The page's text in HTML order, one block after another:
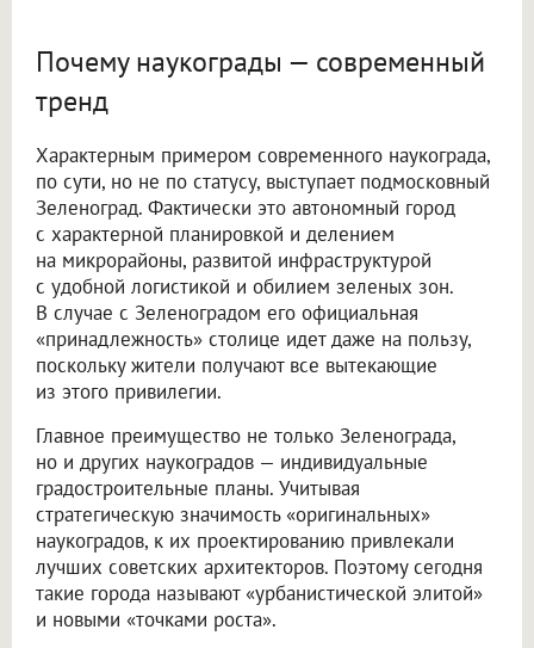
Почему наукограды — современный
тренд
Характерным примером современного наукограда,
по сути, но не по статусу, выступает подмосковный
Зеленоград. Фактически это автономный город
с характерной планировкой и делением
на микрорайоны, развитой инфраструктурой
с удобной логистикой и обилием зеленых зон.
В случае с Зеленоградом его официальная
«принадлежность» столице идет даже на пользу,
поскольку жители получают все вытекающие
из этого привилегии.
Главное преимущество не только Зеленограда,
но и других наукоградов — индивидуальные
градостроительные планы. Учитывая
стратегическую значимость «оригинальных»
наукоградов, к их проектированию привлекали
лучших советских архитекторов. Поэтому сегодня
такие города называют «урбанистической элитой»
и новыми «точками роста».